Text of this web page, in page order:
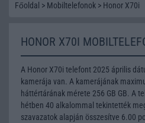
Főoldal > Mobiltelefonok > Honor X70i
HONOR X70I
A Honor X70i telefont 2025 április
kamerája van. A kamerájának
háttértárának mérete 256 GB GB. A
hétben 40 alkalommal tekintették
szavazatok alapján összesítve 6.00